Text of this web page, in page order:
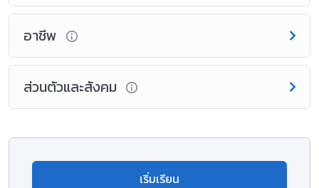
อาชีพ
ส่วนตัวและสังคม
เริ่มเรียน